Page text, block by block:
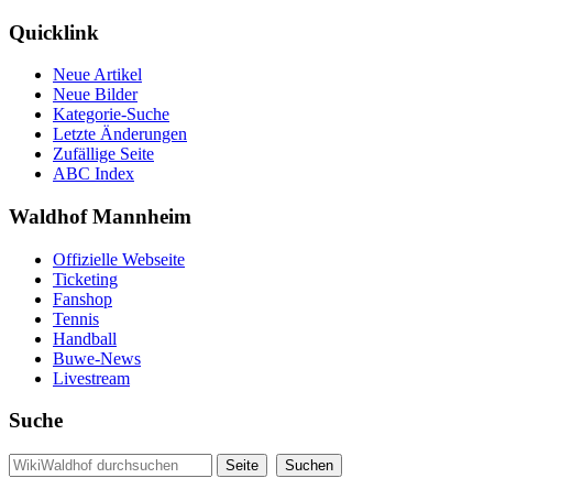
Quicklink
Neue Artikel
Neue Bilder
Kategorie-Suche
Letzte Änderungen
Zufällige Seite
ABC Index
Waldhof Mannheim
Offizielle Webseite
Ticketing
Fanshop
Tennis
Handball
Buwe-News
Livestream
Suche